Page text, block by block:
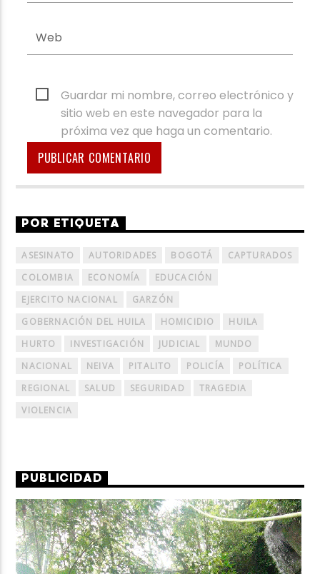
Guardar mi nombre, correo electrónico y
sitio web en este navegador para la
próxima vez que haga un comentario.
POR ETIQUETA
ASESINATO AUTORIDADES BOGOTÁ
CAPTURADOS
COLOMBIA
ECONOMÍA
EDUCACIÓN
EJERCITO NACIONAL
GARZÓN
GOBERNACIÓN DEL HUILA
HOMICIDIO
HUILA
HURTO
INVESTIGACIÓN JUDICIAL
MUNDO
NACIONAL
NEIVA PITALITO POLICÍA
POLÍTICA
REGIONAL
SALUD SEGURIDAD
TRAGEDIA
VIOLENCIA
PUBLICIDAD